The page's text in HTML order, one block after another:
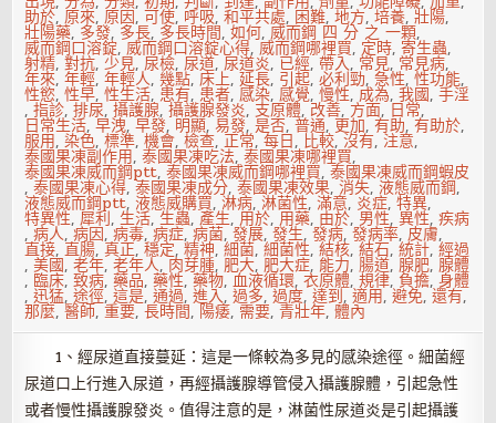
助於,原來,原因,可使, 呼吸,和平共處, 困難,地方,培養,壯陽,
壯陽藥, 多發, 多長, 多長時間,如何,威而鋼 四 分 之 一顆,
威而鋼口溶錠,威而鋼口溶錠心得,威而鋼哪裡買, 定時,寄生蟲,
射精,對抗,少見,尿檢,尿道,尿道炎, 已經,帶入, 常見, 常見病,
年來,年輕,年輕人,幾點,床上,延長, 引起,必利勁,急性,性功能,
性慾,性早,性生活, 患有, 患者,感染,感覺,慢性, 成為,我國,手淫
,指診,排尿,攝護腺,攝護腺發炎, 支原體, 改善, 方面, 日常,
日常生活,早洩,早發, 明顯,易發,是否,普通, 更加,有助,有助於,
服用,染色,標準,機會,檢查,正常,每日, 比較,沒有,注意,
泰國果凍副作用,泰國果凍吃法,泰國果凍哪裡買,
泰國果凍威而鋼ptt,泰國果凍威而鋼哪裡買,泰國果凍威而鋼蝦皮
,泰國果凍心得,泰國果凍成分,泰國果凍效果,消失,液態威而鋼,
液態威而鋼ptt,液態威購買,淋病,淋菌性,滿意, 炎症,特異,
特異性,犀利,生活,生蟲,產生, 用於, 用藥, 由於, 男性,異性,疾病
,病人,病因,病毒,病症,病菌,發展,發生,發病,發病率,皮膚,
直接,直腸,真正,穩定,精神,細菌,細菌性,結核,結石,統計,經過
,美國,老年,老年人, 肉芽腫,肥大,肥大症, 能力,腸道,腺肥,腺體
, 臨床,致病,藥品,藥性,藥物,血液循環,衣原體,規律, 負擔,身體
,迅猛,途徑,這是,通過,進入,過多,過度,達到,適用,避免,還有,
那麼,醫師,重要,長時間, 陽痿,需要,青壯年,體內
1、經尿道直接蔓延：這是一條較為多見的感染途徑。細菌經
尿道口上行進入尿道，再經攝護腺導管侵入攝護腺體，引起急性
或者慢性攝護腺發炎。值得注意的是，淋菌性尿道炎是引起攝護